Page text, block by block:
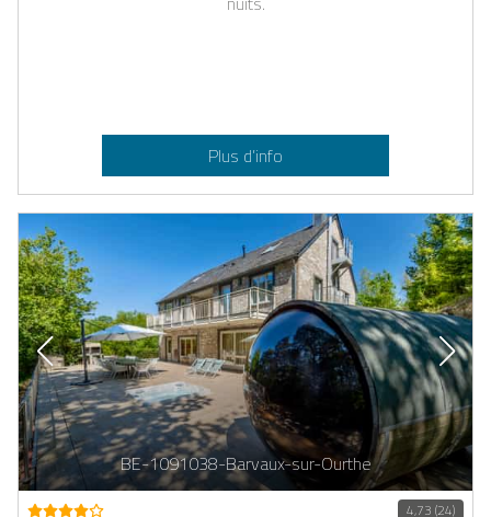
Plus d’info
BE-1091038-Barvaux-sur-Ourthe
4,73 (24)